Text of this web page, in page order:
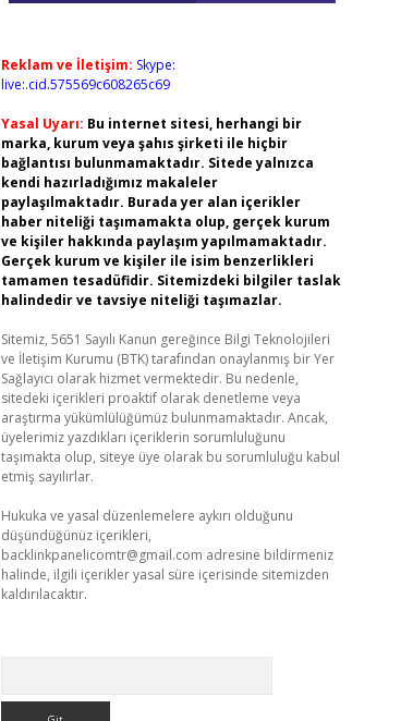
Reklam ve İletişim: Skype:
live:.cid.575569c608265c69
Yasal Uyarı: Bu internet sitesi, herhangi bir
marka, kurum veya şahıs şirketi ile hiçbir
bağlantısı bulunmamaktadır. Sitede yalnızca
kendi hazırladığımız makaleler
paylaşılmaktadır. Burada yer alan içerikler
haber niteliği taşımamakta olup, gerçek kurum
ve kişiler hakkında paylaşım yapılmamaktadır.
Gerçek kurum ve kişiler ile isim benzerlikleri
tamamen tesadüfidir. Sitemizdeki bilgiler taslak
halindedir ve tavsiye niteliği taşımazlar.
Sitemiz, 5651 Sayılı Kanun gereğince Bilgi Teknolojileri
ve İletişim Kurumu (BTK) tarafından onaylanmış bir Yer
Sağlayıcı olarak hizmet vermektedir. Bu nedenle,
sitedeki içerikleri proaktif olarak denetleme veya
araştırma yükümlülüğümüz bulunmamaktadır. Ancak,
üyelerimiz yazdıkları içeriklerin sorumluluğunu
taşımakta olup, siteye üye olarak bu sorumluluğu kabul
etmiş sayılırlar.
Hukuka ve yasal düzenlemelere aykırı olduğunu
düşündüğünüz içerikleri,
backlinkpanelicomtr@gmail.com adresine bildirmeniz
halinde, ilgili içerikler yasal süre içerisinde sitemizden
kaldırılacaktır.